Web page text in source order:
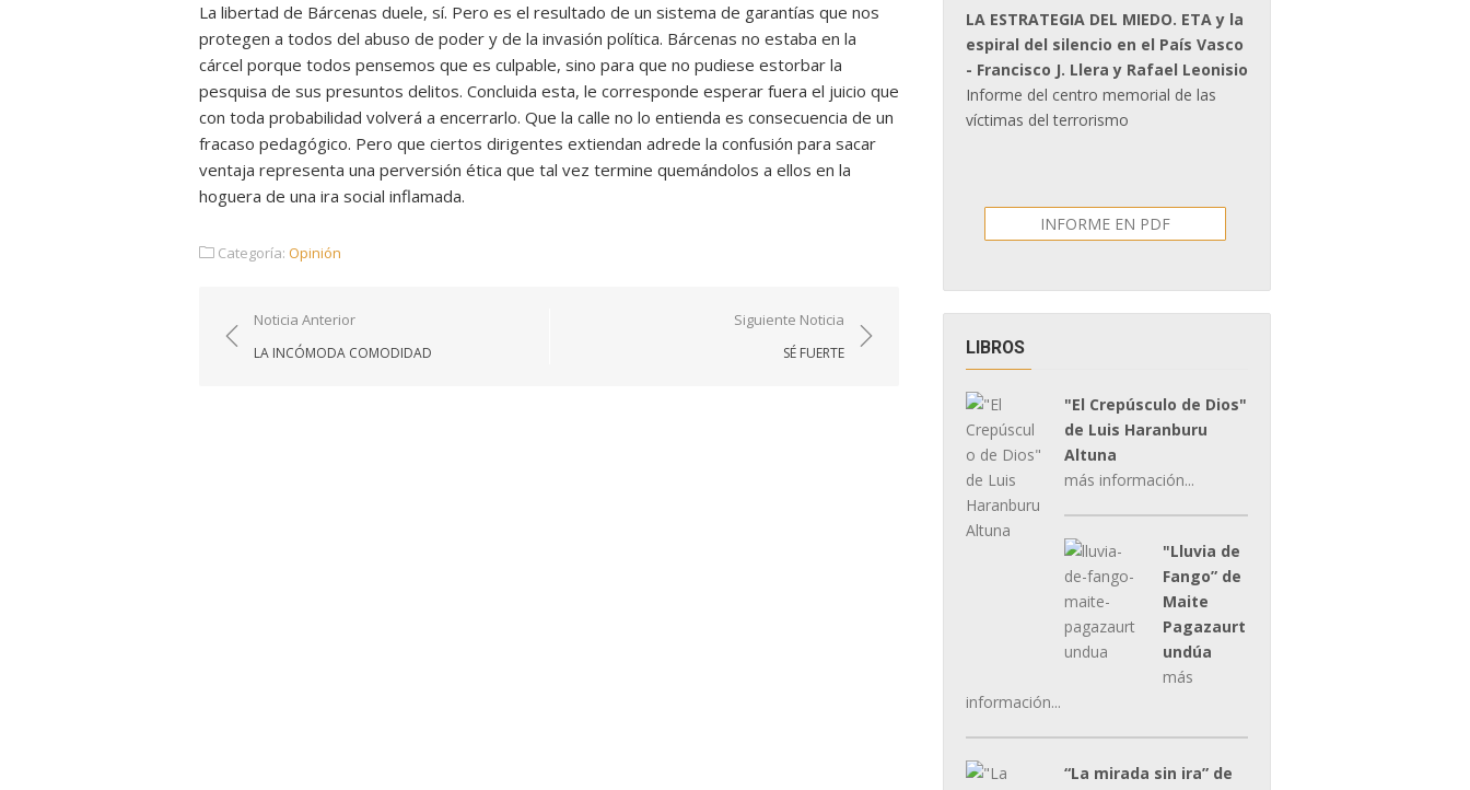
La libertad de Bárcenas duele, sí. Pero es el resultado de un sistema de garantías que nos
protegen a todos del abuso de poder y de la invasión política. Bárcenas no estaba en la
cárcel porque todos pensemos que es culpable, sino para que no pudiese estorbar la
pesquisa de sus presuntos delitos. Concluida esta, le corresponde esperar fuera el juicio que
con toda probabilidad volverá a encerrarlo. Que la calle no lo entienda es consecuencia de un
fracaso pedagógico. Pero que ciertos dirigentes extiendan adrede la confusión para sacar
ventaja representa una perversión ética que tal vez termine quemándolos a ellos en la
hoguera de una ira social inflamada.
Categoría: Opinión
Navegación
de
Noticia Anterior
LA INCÓMODA COMODIDAD
Siguiente Noticia
SÉ FUERTE
LA ESTRATEGIA DEL MIEDO. ETA y la
espiral del silencio en el País Vasco
- Francisco J. Llera y Rafael Leonisio
Informe del centro memorial de las
víctimas del terrorismo
INFORME EN PDF
LIBROS
"El Crepúsculo de Dios"
de Luis Haranburu
Altuna
más información...
"Lluvia de
Fango” de
Maite
Pagazaurt
undúa
más
información...
“La mirada sin ira” de